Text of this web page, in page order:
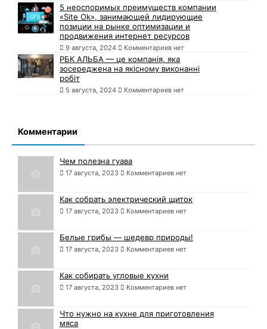
5 неоспоримых преимуществ компании
«Site Ok», занимающей лидирующие
позиции на рынке оптимизации и
продвижения интернет ресурсов
9 августа, 2024 Комментариев нет
РБК АЛЬБА — це компанія, яка
зосереджена на якісному виконанні
робіт
5 августа, 2024 Комментариев нет
Комментарии
Чем полезна гуава
17 августа, 2023 Комментариев нет
Как собрать электрический щиток
17 августа, 2023 Комментариев нет
Белые грибы — шедевр природы!
17 августа, 2023 Комментариев нет
Как собирать угловые кухни
17 августа, 2023 Комментариев нет
Что нужно на кухне для приготовления
мяса